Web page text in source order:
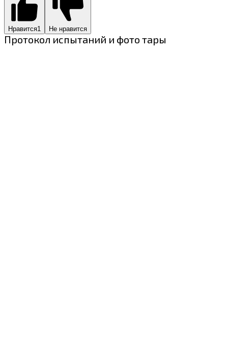
Нравится1 Не нравится
Протокол испытаний и фото тары